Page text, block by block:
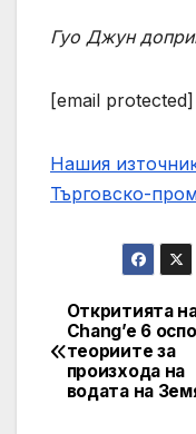
Гуо Джун
[email protected]
Нашия
Търговско-
Post
Откритията
Chang’e 6
теориите за
произхода на
водата на